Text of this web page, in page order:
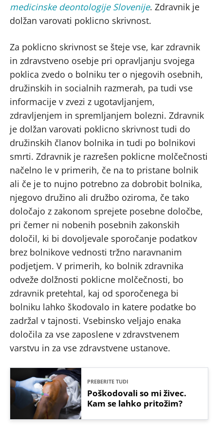
medicinske deontologije Slovenije. Zdravnik je
dolžan varovati poklicno skrivnost.
Za poklicno skrivnost se šteje vse, kar zdravnik
in zdravstveno osebje pri opravljanju svojega
poklica zvedo o bolniku ter o njegovih osebnih,
družinskih in socialnih razmerah, pa tudi vse
informacije v zvezi z ugotavljanjem,
zdravljenjem in spremljanjem bolezni. Zdravnik
je dolžan varovati poklicno skrivnost tudi do
družinskih članov bolnika in tudi po bolnikovi
smrti. Zdravnik je razrešen poklicne molčečnosti
načelno le v primerih, če na to pristane bolnik
ali če je to nujno potrebno za dobrobit bolnika,
njegovo družino ali družbo oziroma, če tako
določajo z zakonom sprejete posebne določbe,
pri čemer ni nobenih posebnih zakonskih
določil, ki bi dovoljevale sporočanje podatkov
brez bolnikove vednosti tržno naravnanim
podjetjem. V primerih, ko bolnik zdravnika
odveže dolžnosti poklicne molčečnosti, bo
zdravnik pretehtal, kaj od sporočenega bi
bolniku lahko škodovalo in katere podatke bo
zadržal v tajnosti. Vsebinsko veljajo enaka
določila za vse zaposlene v zdravstvenem
varstvu in za vse zdravstvene ustanove.
PREBERITE TUDI
Poškodovali so mi živec.
Kam se lahko pritožim?